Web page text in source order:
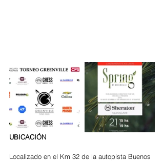
UBICACIÓN
Localizado en el Km 32 de la autopista Buenos